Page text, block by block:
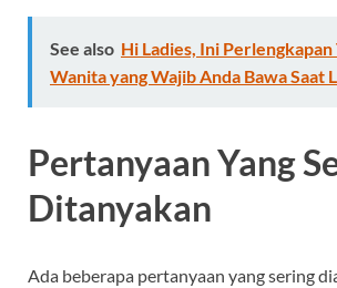
See also Hi Ladies, Ini
Wanita yang Wajib Anda Bawa Saat
Pertanyaan Yang
Ditanyakan
Ada beberapa pertanyaan yang sering